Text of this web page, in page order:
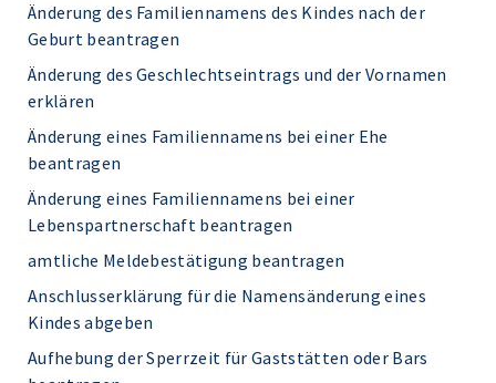
Änderung des Familiennamens des Kindes nach der
Geburt beantragen
Änderung des Geschlechtseintrags und der Vornamen
erklären
Änderung eines Familiennamens bei einer Ehe
beantragen
Änderung eines Familiennamens bei einer
Lebenspartnerschaft beantragen
amtliche Meldebestätigung beantragen
Anschlusserklärung für die Namensänderung eines
Kindes abgeben
Aufhebung der Sperrzeit für Gaststätten oder Bars